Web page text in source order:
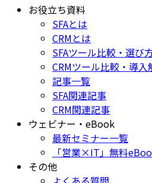
お役立ち資料
SFAとは
CRMとは
SFAツール比較・選び
CRMツール比較・導入
記事一覧
SFA関連記事
CRM関連記事
ウェビナー・eBook
最新セミナー一覧
「営業×IT」無料
その他